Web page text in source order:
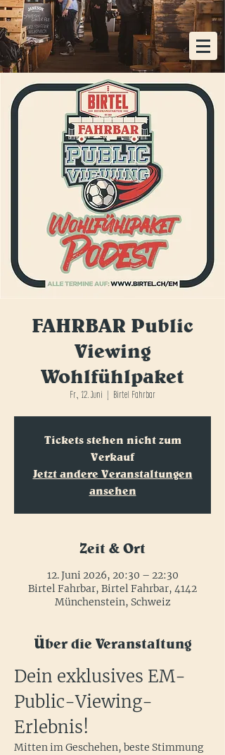
KOSTENLOSE HEIMLIEFERUNG AB EINER
BESTELLUNG VON 48x FLASCHEN
FAHRBAR Public
Viewing
Wohlfühlpaket
Fr., 12. Juni Birtel Fahrbar
Tickets stehen nicht zum
Verkauf
Jetzt andere Veranstaltungen
ansehen
Zeit & Ort
12. Juni 2026, 20:30 – 22:30
Birtel Fahrbar, Birtel Fahrbar, 4142
Münchenstein, Schweiz
Über die Veranstaltung
Dein exklusives EM-
Public-Viewing-
Erlebnis!
Mitten im Geschehen, beste Stimmung